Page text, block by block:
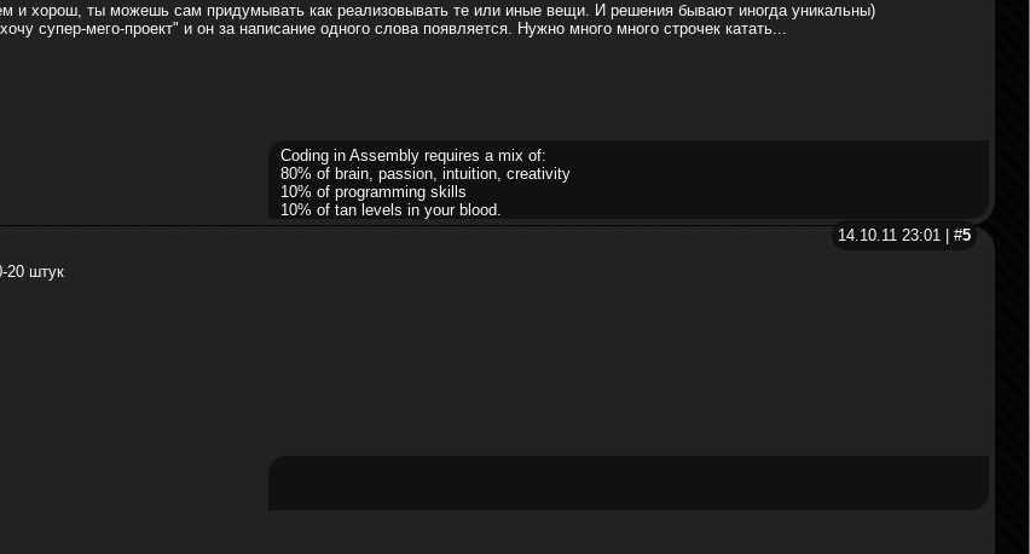
и хорош, ты можешь сам придумывать как реализовывать те или иные вещи. И решения бывают иногда уникальны)
супер-мего-проект" и он за написание одного слова появляется. Нужно много много строчек катать...
Coding in Assembly requires a mix of:
80% of brain, passion, intuition, creativity
10% of programming skills
10% of tan levels in your blood.
14.10.11 23:01 | #5
20 штук